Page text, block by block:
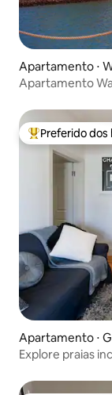
Apartamento ⋅
Apartamento
Entre os
Preferido dos
Apartamento ⋅
Explore praias